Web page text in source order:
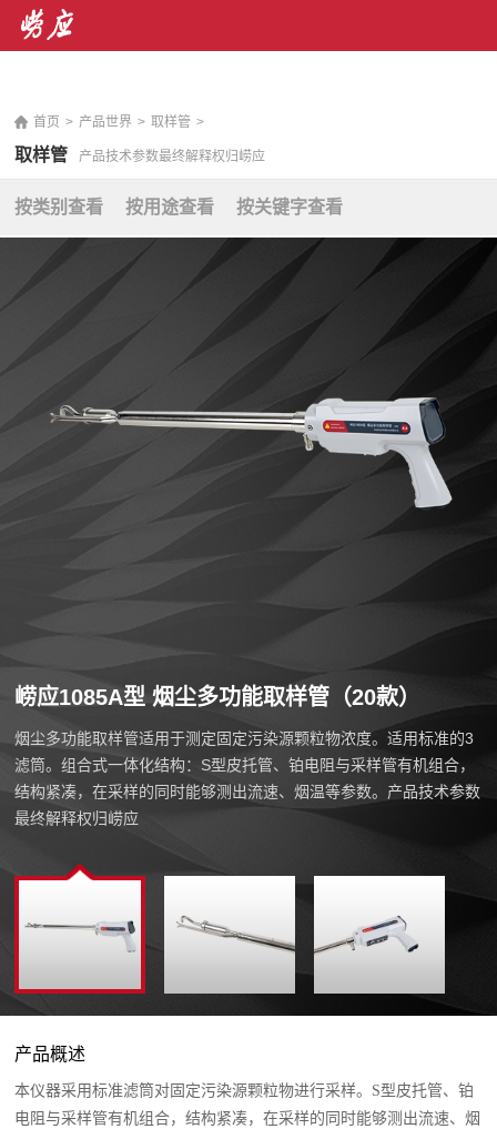
首页 > 产品世界 > 取样管 >
取样管 产品技术参数最终解释权归崂应
按类别查看 按用途查看 按关键字查看
崂应1085A型 烟尘多功能取样管（20款）
烟尘多功能取样管适用于测定固定污染源颗粒物浓度。适用标准的3
滤筒。组合式一体化结构：S型皮托管、铂电阻与采样管有机组合，
结构紧凑，在采样的同时能够测出流速、烟温等参数。产品技术参数
最终解释权归崂应
产品概述
本仪器采用标准滤筒对固定污染源颗粒物进行采样。S型皮托管、铂
电阻与采样管有机组合，结构紧凑，在采样的同时能够测出流速、烟